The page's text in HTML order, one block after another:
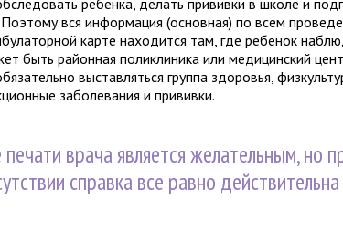
ребенка, делать прививки в школе и
вся информация (основная) по всем
карте находится там, где ребенок
быть районная поликлиника или медицинский
выставляться группа здоровья,
заболевания и прививки.
врача является желательным, но
справка все равно действительна